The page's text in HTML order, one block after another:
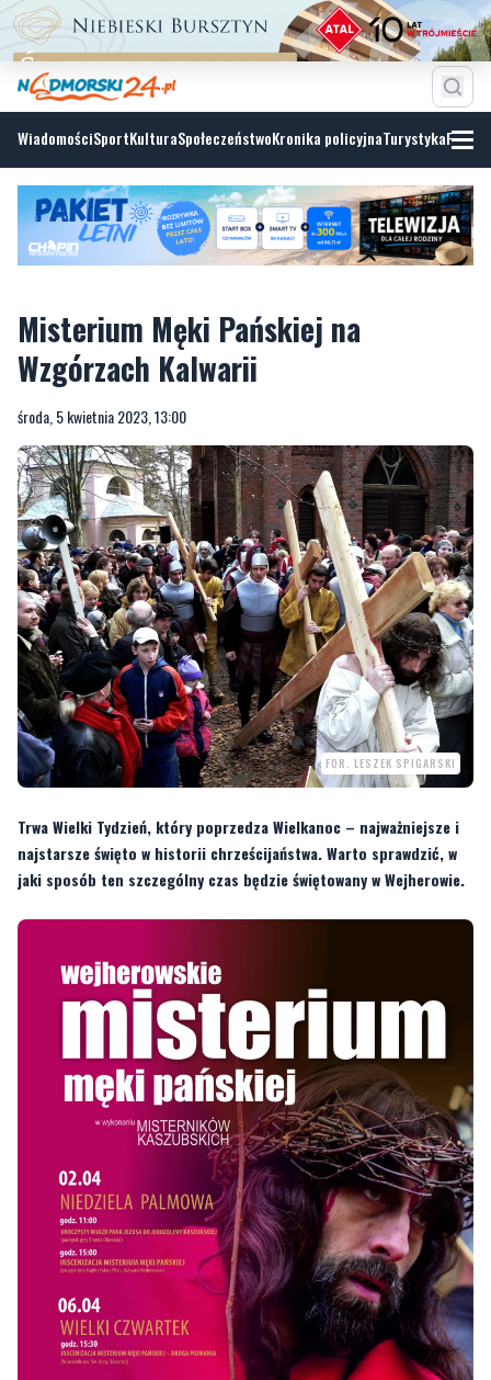
WiadomościSportKulturaSpołeczeństwoKronika policyjnaTurystyka
Misterium Męki Pańskiej na
środa, 5 kwietnia 2023, 13:00
FOR. LESZEK SPIGARSKI
Trwa Wielki Tydzień, który poprzedza Wielkanoc – najważniejsze i
najstarsze święto w historii chrześcijaństwa. Warto sprawdzić, w